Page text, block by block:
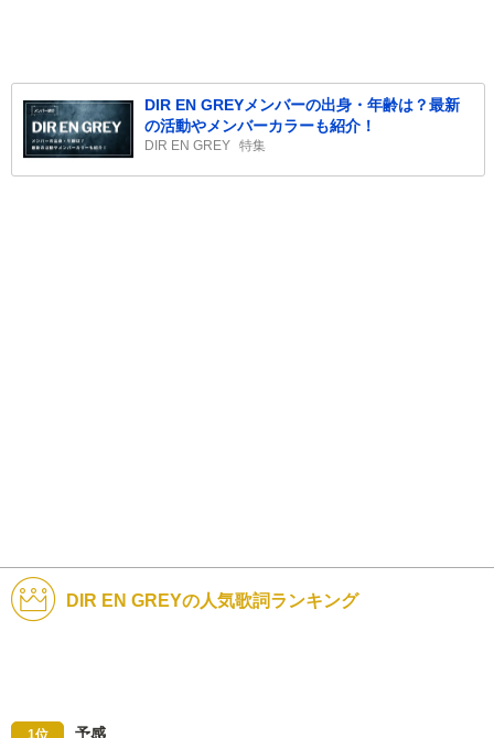
DIR EN GREYメンバーの出身・年齢は？最新
の活動やメンバーカラーも紹介！
DIR EN GREY 特集
DIR EN GREYの人気歌詞ランキング
1位 予感